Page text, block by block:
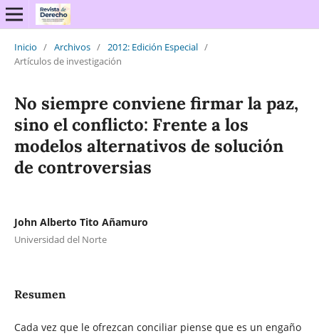
Inicio / Archivos / 2012: Edición Especial /
Artículos de investigación
No siempre conviene firmar la paz,
sino el conflicto: Frente a los
modelos alternativos de solución
de controversias
John Alberto Tito Añamuro
Universidad del Norte
Resumen
Cada vez que le ofrezcan conciliar piense que es un engaño